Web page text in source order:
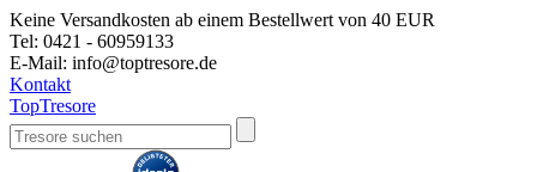
Keine Versandkosten ab einem Bestellwert von 40 EUR
Tel: 0421 - 60959133
E-Mail: info@toptresore.de
Kontakt
TopTresore